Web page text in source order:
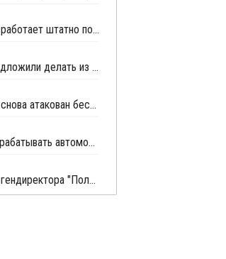
"Газпром нефтехим Салават" работает штатно после ряда атак БПЛА
Пластификатор для ПВХ предложили делать из отходов целлюлозы
"Газпром нефтехим Салават" снова атакован беспилотниками
"Газпром нефть" начала перерабатывать автомобильные масла в компонент для возведения дорог
Группа "Полипласт" сменила гендиректора "Полипласт Северо-Запад"